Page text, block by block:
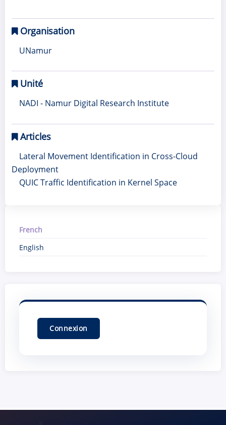
Organisation
UNamur
Unité
NADI - Namur Digital Research Institute
Articles
Lateral Movement Identification in Cross-Cloud
Deployment
QUIC Traffic Identification in Kernel Space
French
English